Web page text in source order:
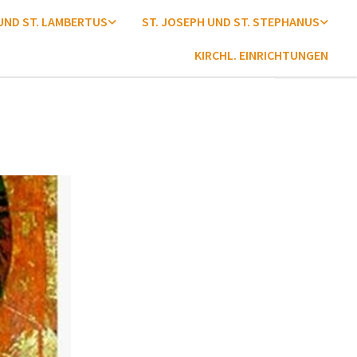
ST. LAMBERTUS ST. JOSEPH UND ST. STEPHANUS
KIRCHL. EINRICHTUNGEN